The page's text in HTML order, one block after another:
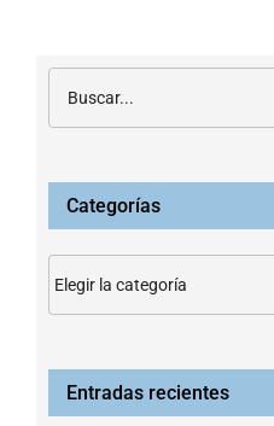
Categorías
Entradas recientes